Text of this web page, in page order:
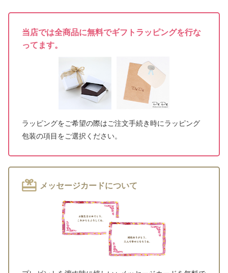
当店では全商品に無料でギフトラッピングを行な
ってます。
ラッピングをご希望の際はご注文手続き時にラッピング
包装の項目をご選択ください。
メッセージカードについて